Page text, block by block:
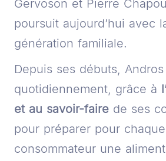
Gervoson et Pierre
poursuit aujourd’hui avec
génération familiale.
Depuis ses débuts,
quotidiennement, grâce à
et au savoir-faire de ses
pour préparer pour chaque
consommateur une